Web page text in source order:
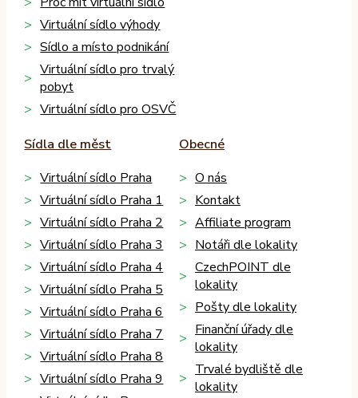
Virtuální sídlo výhody
Sídlo a místo podnikání
Virtuální sídlo pro trvalý
pobyt
Virtuální sídlo pro OSVČ
Sídla dle měst
Virtuální sídlo Praha
Virtuální sídlo Praha 1
Virtuální sídlo Praha 2
Virtuální sídlo Praha 3
Virtuální sídlo Praha 4
Virtuální sídlo Praha 5
Virtuální sídlo Praha 6
Virtuální sídlo Praha 7
Virtuální sídlo Praha 8
Virtuální sídlo Praha 9
Obecné
O nás
Kontakt
Affiliate program
Notáři dle lokality
CzechPOINT dle
lokality
Pošty dle lokality
Finanční úřady dle
lokality
Trvalé bydliště dle
lokality